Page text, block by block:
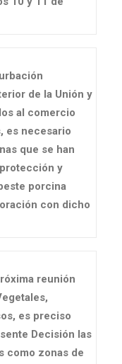
de la Unión y
al comercio
es necesario
que se han
y
porcina
con dicho
reunión
es preciso
Decisión las
como zonas de